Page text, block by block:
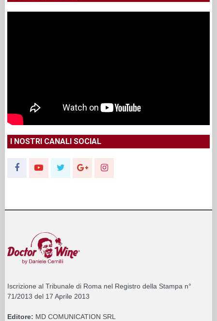
I NOSTRI CANALI SOCIAL
Iscrizione al Tribunale di Roma nel Registro della Stampa n°
71/2013 del 17 Aprile 2013
Editore: MD COMUNICATION SRL